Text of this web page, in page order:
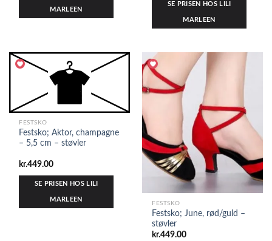
MARLEEN
SE PRISEN HOS LILI
MARLEEN
FESTSKO
Festsko; Aktor, champagne
– 5,5 cm – støvler
kr.449.00
SE PRISEN HOS LILI
MARLEEN
FESTSKO
Festsko; June, rød/guld –
støvler
kr.449.00